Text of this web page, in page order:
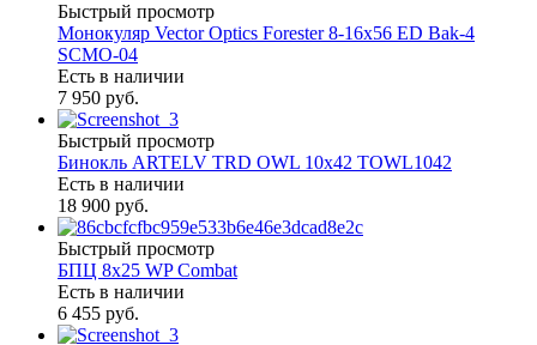
Быстрый просмотр
Монокуляр Vector Optics Forester 8-16х56 ED Bak-4
SCMO-04
Есть в наличии
7 950 руб.
Быстрый просмотр
Бинокль ARTELV TRD OWL 10x42 TOWL1042
Есть в наличии
18 900 руб.
Быстрый просмотр
БПЦ 8x25 WP Combat
Есть в наличии
6 455 руб.